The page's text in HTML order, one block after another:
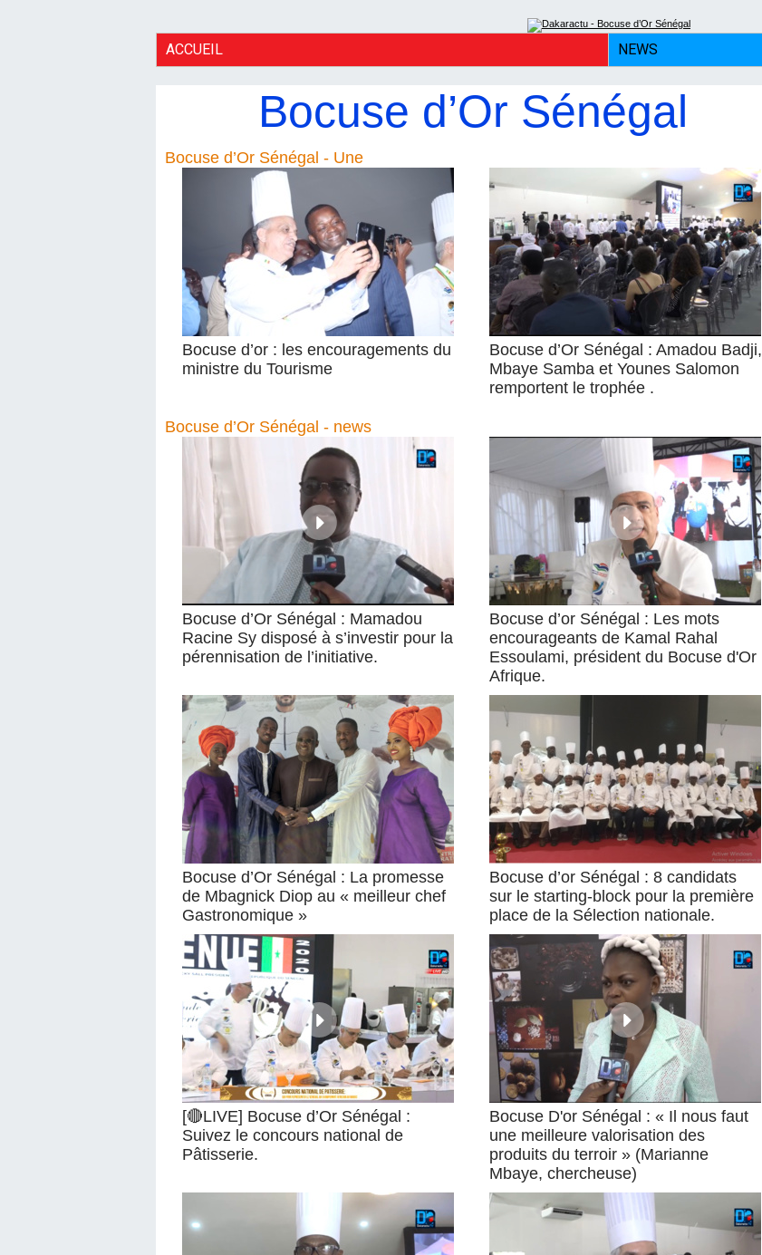
ACCUEIL NEWS
Bocuse d’Or Sénégal
Bocuse d’Or Sénégal - Une
Bocuse d’or : les encouragements du
ministre du Tourisme
Bocuse d’Or Sénégal : Amadou Badji,
Mbaye Samba et Younes Salomon
remportent le trophée .
Bocuse d’Or Sénégal - news
Bocuse d’Or Sénégal : Mamadou
Racine Sy disposé à s’investir pour la
pérennisation de l’initiative.
Bocuse d’or Sénégal : Les mots
encourageants de Kamal Rahal
Essoulami, président du Bocuse d'Or
Afrique.
Bocuse d’Or Sénégal : La promesse
de Mbagnick Diop au « meilleur chef
Gastronomique »
Bocuse d’or Sénégal : 8 candidats
sur le starting-block pour la première
place de la Sélection nationale.
[🔴LIVE] Bocuse d’Or Sénégal :
Suivez le concours national de
Pâtisserie.
Bocuse D'or Sénégal : « Il nous faut
une meilleure valorisation des
produits du terroir » (Marianne
Mbaye, chercheuse)